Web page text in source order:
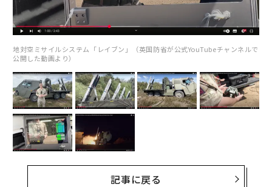
地対空ミサイルシステム「レイブン」（英国防省が公式YouTubeチャンネルで
公開した動画より）
記事に戻る